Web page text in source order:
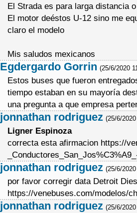
El Strada es para larga distancia
El motor deéstos U-12 sino me
claro el modelo
Mis saludos mexicanos
Egdergardo Gorrin (25/6/2020
Estos buses que fueron
tiempo estaban en su mayoría
una pregunta a que empresa
jonnathan rodriguez (25/6/
Ligner Espinoza
correcta esta afirmacion https://
jonnathan rodriguez (25/6/
por favor corregir data Detroit
https://venebuses.com/modelos/
jonnathan rodriguez (25/6/